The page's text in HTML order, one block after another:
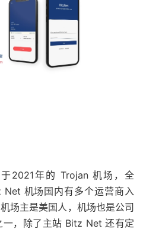
2021年的 Trojan 机场，全
Net 机场国内有多个运营商入
场主是美国人，机场也是公司
一，除了主站 Bitz Net 还有定